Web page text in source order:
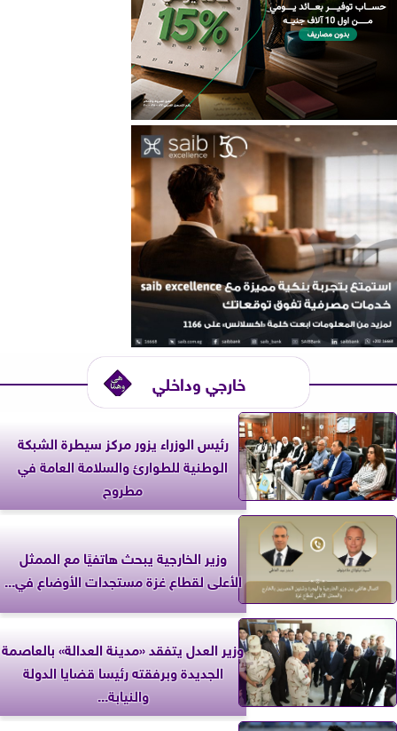
خارجي وداخلي
رئيس الوزراء يزور مركز سيطرة الشبكة
الوطنية للطوارئ والسلامة العامة في
مطروح
وزير الخارجية يبحث هاتفيًا مع الممثل
الأعلى لقطاع غزة مستجدات الأوضاع في...
وزير العدل يتفقد «مدينة العدالة» بالعاصمة
الجديدة وبرفقته رئيسا قضايا الدولة
والنيابة...